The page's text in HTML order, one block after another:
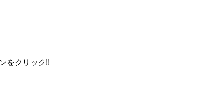
をクリック!!